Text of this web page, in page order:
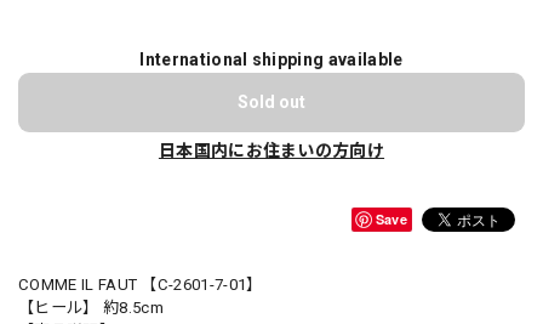
International shipping available
Sold out
日本国内にお住まいの方向け
Save
COMME IL FAUT 【C-2601-7-01】
【ヒール】 約8.5cm